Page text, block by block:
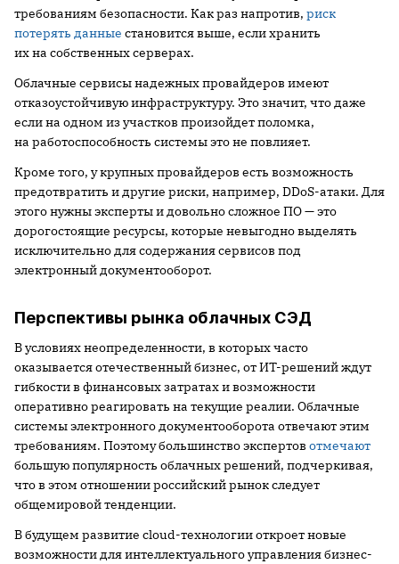
требованиям безопасности. Как раз напротив, риск
потерять данные становится выше, если хранить
их на собственных серверах.
Облачные сервисы надежных провайдеров имеют
отказоустойчивую инфраструктуру. Это значит, что даже
если на одном из участков произойдет поломка,
на работоспособность системы это не повлияет.
Кроме того, у крупных провайдеров есть возможность
предотвратить и другие риски, например, DDoS-атаки. Для
этого нужны эксперты и довольно сложное ПО — это
дорогостоящие ресурсы, которые невыгодно выделять
исключительно для содержания сервисов под
электронный документооборот.
Перспективы рынка облачных СЭД
В условиях неопределенности, в которых часто
оказывается отечественный бизнес, от ИТ-решений ждут
гибкости в финансовых затратах и возможности
оперативно реагировать на текущие реалии. Облачные
системы электронного документооборота отвечают этим
требованиям. Поэтому большинство экспертов отмечают
большую популярность облачных решений, подчеркивая,
что в этом отношении российский рынок следует
общемировой тенденции.
В будущем развитие cloud-технологии откроет новые
возможности для интеллектуального управления бизнес-